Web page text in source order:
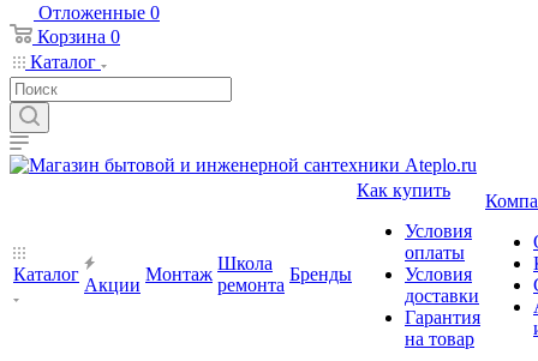
Отложенные 0
Корзина 0
Каталог
Каталог
Акции
Монтаж
Школа
ремонта
Бренды
Как купить
Условия
оплаты
Условия
доставки
Гарантия
на товар